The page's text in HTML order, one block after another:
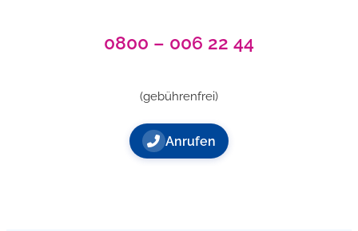
0800 – 006 22 44
(gebührenfrei)
Anrufen